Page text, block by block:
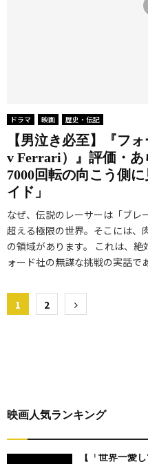
ドラマ 映画 歴史・伝記
【男泣き必至】『フ
v Ferrari）』評価・あ
7000回転の向こう側
イド」
なぜ、伝説のレーサーは「ブ
超える極限の世界。そこには、
の領域があります。 これは、
ォード社の無謀な挑戦の実話で
投
ー
送
1 2
映画人気ランキング
【「世界一愛